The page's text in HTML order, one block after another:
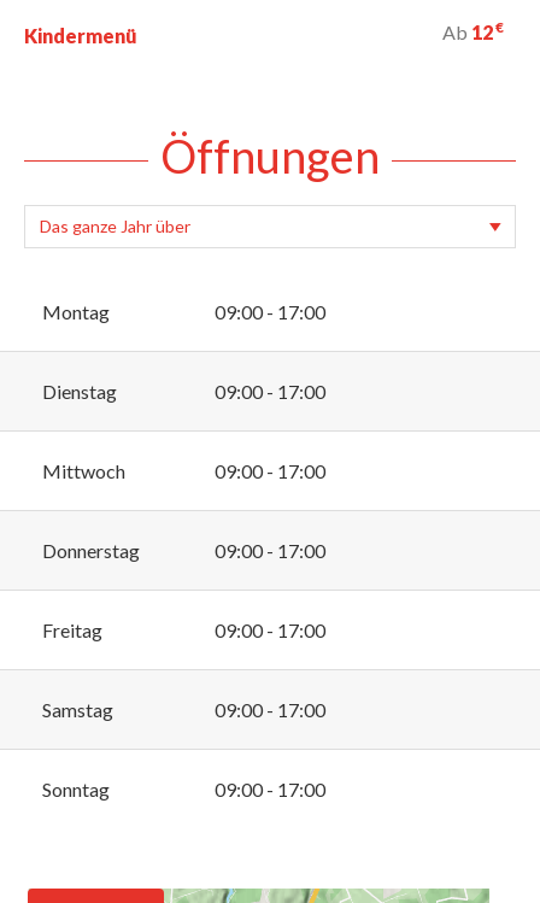
Kindermenü Ab 12€
Öffnungen
Montag 09:00 - 17:00
Dienstag 09:00 - 17:00
Mittwoch 09:00 - 17:00
Donnerstag 09:00 - 17:00
Freitag 09:00 - 17:00
Samstag 09:00 - 17:00
Sonntag 09:00 - 17:00